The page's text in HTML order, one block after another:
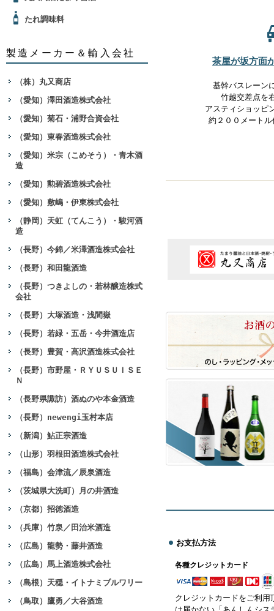
たれ調味料
製造メーカー＆輸入会社
（株）丸又商店
（愛知）澤田酒造株式会社
（愛知）菊石・浦野合資会社
（愛知）東春酒造株式会社
（愛知）米宗（こめそう）・青木酒
造
（愛知）勲碧酒造株式会社
（愛知）敷嶋・伊東株式会社
（静岡）天虹（てんこう）・駿河酒
造
（長野）今錦／米澤酒造株式会社
（長野）和田龍酒造
（長野）つきよしの・若林醸造株式
会社
（長野）大塚酒造・浅間嶽
（長野）若緑・五岳・今井酒造店
（長野）豊賀・高沢酒造株式会社
（長野）市野屋・ＲＹＵＳＵＩＳＥ
Ｎ
（長野県諏訪）酒ぬのや本金酒造
（長野）newengi玉村本店
（新潟）鮎正宗酒造
（山形）羽根田酒造株式会社
（福島）会津流／辰泉酒造
（茨城県大洗町）月の井酒造
（京都）招徳酒造
（兵庫）竹泉／田治米酒造
（広島）龍勢・藤井酒造
（広島）馬上酒造株式会社
（島根）天穏・イトナミブルワリー
（鳥取）鷹勇／大谷酒造
茶屋が坂方面
基幹バスレーン
竹越交差点を
アスティショッピ
約２００メート
お支払方法
各種クレジットカード
クレジットカードをご利